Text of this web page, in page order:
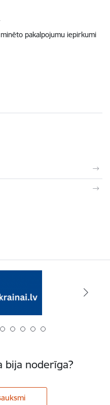
pakalpojumu iepirkumi
bija noderīga?